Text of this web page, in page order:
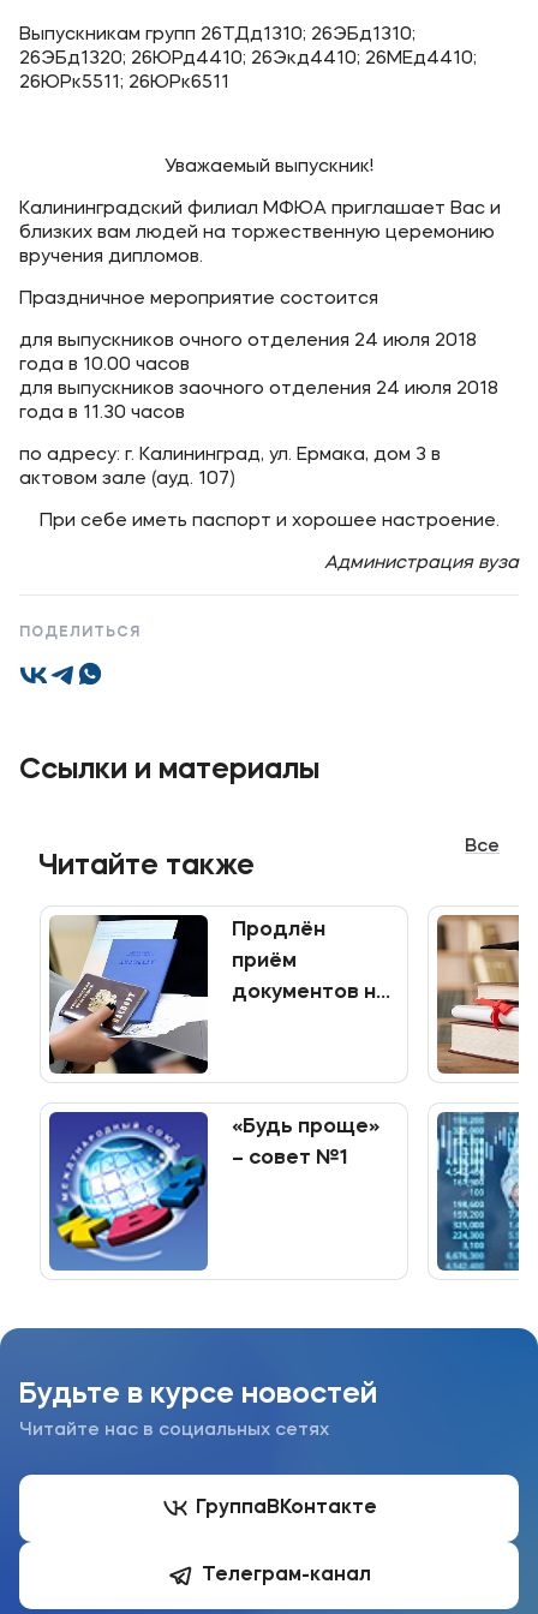
Уровни образования
Среднее профессиональное образование
Дополнительное профессиональное образование
Медиа
Контакты
Об образовательной организации
Мы в соцсетях
Подобрать программу
Выпускникам групп 26ТДд1310; 26ЭБд1310;
26ЭБд1320; 26ЮРд4410; 26Экд4410; 26МЕд4410;
26ЮРк5511; 26ЮРк6511
Уважаемый выпускник!
Калининградский филиал МФЮА приглашает Вас и
близких вам людей на торжественную церемонию
вручения дипломов.
Праздничное мероприятие состоится
для выпускников очного отделения 24 июля 2018
года в 10.00 часов
для выпускников заочного отделения 24 июля 2018
года в 11.30 часов
по адресу: г. Калининград, ул. Ермака, дом 3 в
актовом зале (ауд. 107)
При себе иметь паспорт и хорошее настроение.
Администрация вуза
ПОДЕЛИТЬСЯ
Ссылки и материалы
Читайте также
Все
Продлён
приём
документов на
профессионального
образования
«Будь проще»
– совет №1
Будьте в курсе новостей
Читайте нас в социальных сетях
Группа ВКонтакте
Телеграм-канал